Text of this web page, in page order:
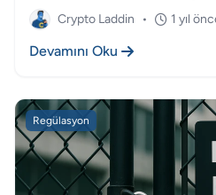
Crypto Laddin • 1 yıl
Devamını Oku
Regülasyon